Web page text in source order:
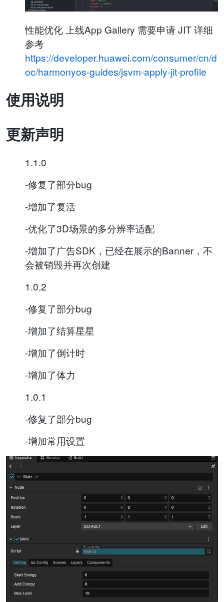
性能优化 上线App Gallery 需要申请 JIT 详细
参考
https://developer.huawei.com/consumer/cn/d
oc/harmonyos-guides/jsvm-apply-jit-profile
使用说明
更新声明
1.1.0
-修复了部分bug
-增加了复活
-优化了3D场景的多分辨率适配
-增加了广告SDK，已经在展示的Banner，不
会被销毁并再次创建
1.0.2
-修复了部分bug
-增加了结算星星
-增加了倒计时
-增加了体力
1.0.1
-修复了部分bug
-增加常用设置